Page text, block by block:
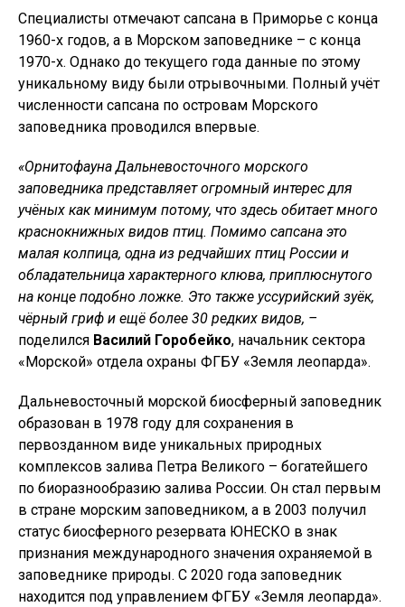
Специалисты отмечают сапсана в Приморье с конца
1960-х годов, а в Морском заповеднике – с конца
1970-х. Однако до текущего года данные по этому
уникальному виду были отрывочными. Полный учёт
численности сапсана по островам Морского
заповедника проводился впервые.
«Орнитофауна Дальневосточного морского
заповедника представляет огромный интерес для
учёных как минимум потому, что здесь обитает много
краснокнижных видов птиц. Помимо сапсана это
малая колпица, одна из редчайших птиц России и
обладательница характерного клюва, приплюснутого
на конце подобно ложке. Это также уссурийский зуёк,
чёрный гриф и ещё более 30 редких видов, –
поделился Василий Горобейко, начальник сектора
«Морской» отдела охраны ФГБУ «Земля леопарда».
Дальневосточный морской биосферный заповедник
образован в 1978 году для сохранения в
первозданном виде уникальных природных
комплексов залива Петра Великого – богатейшего
по биоразнообразию залива России. Он стал первым
в стране морским заповедником, а в 2003 получил
статус биосферного резервата ЮНЕСКО в знак
признания международного значения охраняемой в
заповеднике природы. С 2020 года заповедник
находится под управлением ФГБУ «Земля леопарда».